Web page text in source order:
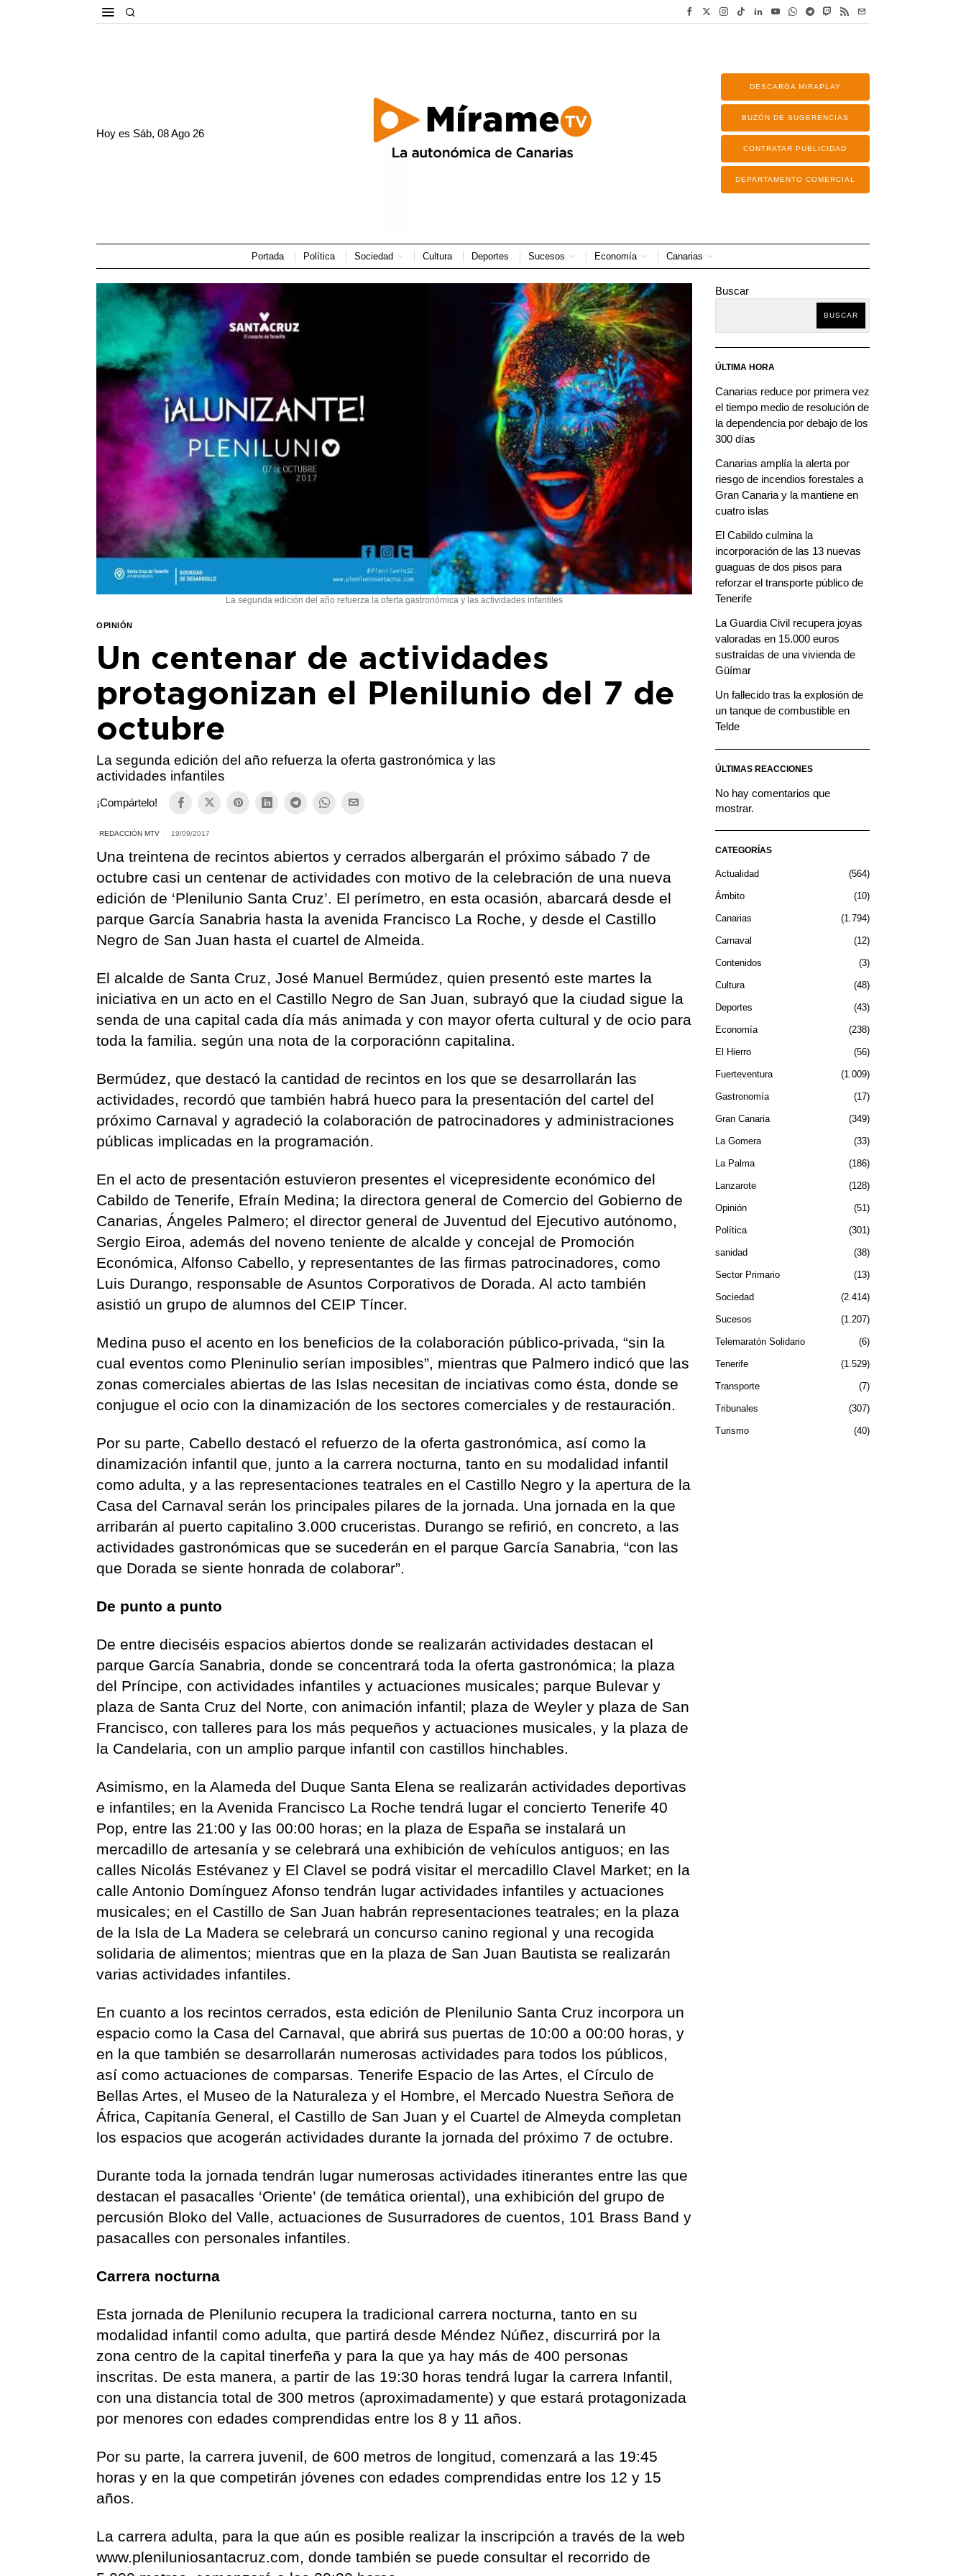
Hoy es Sáb, 08 Ago 26
DESCARGA MIRAPLAY
BUZÓN DE SUGERENCIAS
CONTRATAR PUBLICIDAD
DEPARTAMENTO COMERCIAL
Portada Política Sociedad Cultura Deportes Sucesos Economía Canarias
La segunda edición del año refuerza la oferta gastronómica y las actividades infantiles
OPINIÓN
Un centenar de actividades
protagonizan el Plenilunio del 7 de
octubre
La segunda edición del año refuerza la oferta gastronómica y las
actividades infantiles
¡Compártelo!
REDACCIÓN MTV 19/09/2017
Una treintena de recintos abiertos y cerrados albergarán el próximo sábado 7 de
octubre casi un centenar de actividades con motivo de la celebración de una nueva
edición de ‘Plenilunio Santa Cruz’. El perímetro, en esta ocasión, abarcará desde el
parque García Sanabria hasta la avenida Francisco La Roche, y desde el Castillo
Negro de San Juan hasta el cuartel de Almeida.
El alcalde de Santa Cruz, José Manuel Bermúdez, quien presentó este martes la
iniciativa en un acto en el Castillo Negro de San Juan, subrayó que la ciudad sigue la
senda de una capital cada día más animada y con mayor oferta cultural y de ocio para
toda la familia. según una nota de la corporaciónn capitalina.
Bermúdez, que destacó la cantidad de recintos en los que se desarrollarán las
actividades, recordó que también habrá hueco para la presentación del cartel del
próximo Carnaval y agradeció la colaboración de patrocinadores y administraciones
públicas implicadas en la programación.
En el acto de presentación estuvieron presentes el vicepresidente económico del
Cabildo de Tenerife, Efraín Medina; la directora general de Comercio del Gobierno de
Canarias, Ángeles Palmero; el director general de Juventud del Ejecutivo autónomo,
Sergio Eiroa, además del noveno teniente de alcalde y concejal de Promoción
Económica, Alfonso Cabello, y representantes de las firmas patrocinadores, como
Luis Durango, responsable de Asuntos Corporativos de Dorada. Al acto también
asistió un grupo de alumnos del CEIP Tíncer.
Medina puso el acento en los beneficios de la colaboración público-privada, “sin la
cual eventos como Pleninulio serían imposibles”, mientras que Palmero indicó que las
zonas comerciales abiertas de las Islas necesitan de inciativas como ésta, donde se
conjugue el ocio con la dinamización de los sectores comerciales y de restauración.
Por su parte, Cabello destacó el refuerzo de la oferta gastronómica, así como la
dinamización infantil que, junto a la carrera nocturna, tanto en su modalidad infantil
como adulta, y a las representaciones teatrales en el Castillo Negro y la apertura de la
Casa del Carnaval serán los principales pilares de la jornada. Una jornada en la que
arribarán al puerto capitalino 3.000 cruceristas. Durango se refirió, en concreto, a las
actividades gastronómicas que se sucederán en el parque García Sanabria, “con las
que Dorada se siente honrada de colaborar”.
De punto a punto
De entre dieciséis espacios abiertos donde se realizarán actividades destacan el
parque García Sanabria, donde se concentrará toda la oferta gastronómica; la plaza
del Príncipe, con actividades infantiles y actuaciones musicales; parque Bulevar y
plaza de Santa Cruz del Norte, con animación infantil; plaza de Weyler y plaza de San
Francisco, con talleres para los más pequeños y actuaciones musicales, y la plaza de
la Candelaria, con un amplio parque infantil con castillos hinchables.
Asimismo, en la Alameda del Duque Santa Elena se realizarán actividades deportivas
e infantiles; en la Avenida Francisco La Roche tendrá lugar el concierto Tenerife 40
Pop, entre las 21:00 y las 00:00 horas; en la plaza de España se instalará un
mercadillo de artesanía y se celebrará una exhibición de vehículos antiguos; en las
calles Nicolás Estévanez y El Clavel se podrá visitar el mercadillo Clavel Market; en la
calle Antonio Domínguez Afonso tendrán lugar actividades infantiles y actuaciones
musicales; en el Castillo de San Juan habrán representaciones teatrales; en la plaza
de la Isla de La Madera se celebrará un concurso canino regional y una recogida
solidaria de alimentos; mientras que en la plaza de San Juan Bautista se realizarán
varias actividades infantiles.
En cuanto a los recintos cerrados, esta edición de Plenilunio Santa Cruz incorpora un
espacio como la Casa del Carnaval, que abrirá sus puertas de 10:00 a 00:00 horas, y
en la que también se desarrollarán numerosas actividades para todos los públicos,
así como actuaciones de comparsas. Tenerife Espacio de las Artes, el Círculo de
Bellas Artes, el Museo de la Naturaleza y el Hombre, el Mercado Nuestra Señora de
África, Capitanía General, el Castillo de San Juan y el Cuartel de Almeyda completan
los espacios que acogerán actividades durante la jornada del próximo 7 de octubre.
Durante toda la jornada tendrán lugar numerosas actividades itinerantes entre las que
destacan el pasacalles ‘Oriente’ (de temática oriental), una exhibición del grupo de
percusión Bloko del Valle, actuaciones de Susurradores de cuentos, 101 Brass Band y
pasacalles con personales infantiles.
Carrera nocturna
Esta jornada de Plenilunio recupera la tradicional carrera nocturna, tanto en su
modalidad infantil como adulta, que partirá desde Méndez Núñez, discurrirá por la
zona centro de la capital tinerfeña y para la que ya hay más de 400 personas
inscritas. De esta manera, a partir de las 19:30 horas tendrá lugar la carrera Infantil,
con una distancia total de 300 metros (aproximadamente) y que estará protagonizada
por menores con edades comprendidas entre los 8 y 11 años.
Por su parte, la carrera juvenil, de 600 metros de longitud, comenzará a las 19:45
horas y en la que competirán jóvenes con edades comprendidas entre los 12 y 15
años.
La carrera adulta, para la que aún es posible realizar la inscripción a través de la web
www.pleniluniosantacruz.com, donde también se puede consultar el recorrido de
Buscar
BUSCAR
ÚLTIMA HORA
Canarias reduce por primera vez
el tiempo medio de resolución de
la dependencia por debajo de los
300 días
Canarias amplía la alerta por
riesgo de incendios forestales a
Gran Canaria y la mantiene en
cuatro islas
El Cabildo culmina la
incorporación de las 13 nuevas
guaguas de dos pisos para
reforzar el transporte público de
Tenerife
La Guardia Civil recupera joyas
valoradas en 15.000 euros
sustraídas de una vivienda de
Güímar
Un fallecido tras la explosión de
un tanque de combustible en
Telde
ÚLTIMAS REACCIONES
No hay comentarios que
mostrar.
CATEGORÍAS
Actualidad 564
Ámbito 10
Canarias 1.794
Carnaval 12
Contenidos 3
Cultura 48
Deportes 43
Economía 238
El Hierro 56
Fuerteventura 1.009
Gastronomía 17
Gran Canaria 349
La Gomera 33
La Palma 186
Lanzarote 128
Opinión 51
Política 301
sanidad 38
Sector Primario 13
Sociedad 2.414
Sucesos 1.207
Telemaratón Solidario 6
Tenerife 1.529
Transporte 7
Tribunales 307
Turismo 40